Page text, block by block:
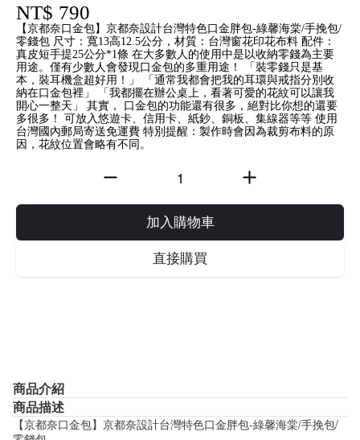
NT$ 790
【京都奈口金包】京都奈設計台灣特色口金胖包-綠馨海棠/手挽包/
零錢包 尺寸：寬13高12.5公分，材質：台灣窗花印花布料 配件：
真皮短手提25公分*1條 在大多數人的使用中是以收納零錢為主要
用途。僅有少數人會發現口金包的多重用途！ 「裝零錢只是基
本，裝耳機盒超好用！」 「通常我都會把我的耳環與戒指分別收
納在口金包裡」 「我都擺在辦公桌上，看著可愛的花紋可以讓我
開心一整天」 其實， 口金包的功能還有很多，絕對比你想的還要
多很多！ 可放入悠遊卡、信用卡、紙鈔、銅板、集線器等等 使用
台灣國內郵局寄送免運費 特別提醒：製作時會因為裁剪布料的原
因，花紋位置會略有不同。
加入購物車
直接購買
商品介紹
商品描述
【京都奈口金包】京都奈設計台灣特色口金胖包-綠馨海棠/手挽包/